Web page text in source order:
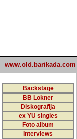
www.old.barikada.com
Backstage
BB Lokner
Diskografija
ex YU singles
Foto album
Interviews